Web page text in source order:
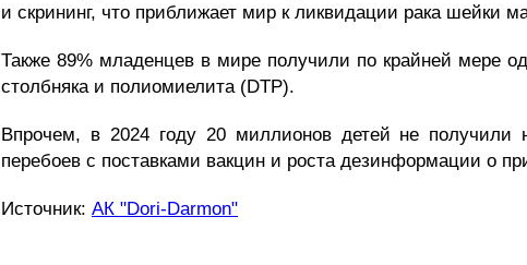
и скрининг, что приближает мир к ликвидации рака шейки
Также 89% младенцев в мире получили по крайней мере
столбняка и полиомиелита (DTP).
Впрочем, в 2024 году 20 миллионов детей не получили
перебоев с поставками вакцин и роста дезинформации о
Источник: АК "Dori-Darmon"